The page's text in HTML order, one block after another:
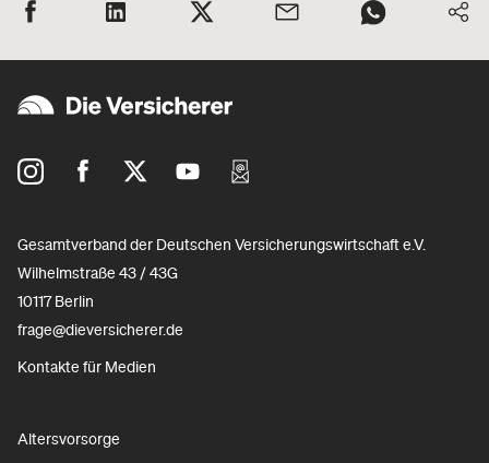
Gesamtverband der Deutschen Versicherungswirtschaft e.V.
Wilhelmstraße 43 / 43G
10117 Berlin
frage@dieversicherer.de
Kontakte für Medien
Altersvorsorge